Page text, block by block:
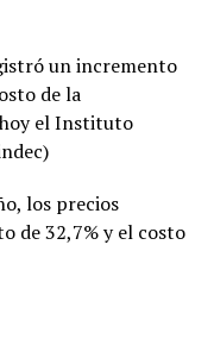
un incremento
de la
el Instituto
los precios
de 32,7% y el costo